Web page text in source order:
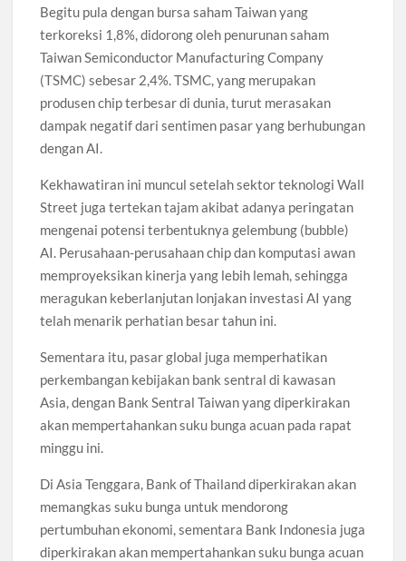
Begitu pula dengan bursa saham Taiwan yang
terkoreksi 1,8%, didorong oleh penurunan saham
Taiwan Semiconductor Manufacturing Company
(TSMC) sebesar 2,4%. TSMC, yang merupakan
produsen chip terbesar di dunia, turut merasakan
dampak negatif dari sentimen pasar yang berhubungan
dengan AI.
Kekhawatiran ini muncul setelah sektor teknologi Wall
Street juga tertekan tajam akibat adanya peringatan
mengenai potensi terbentuknya gelembung (bubble)
AI. Perusahaan-perusahaan chip dan komputasi awan
memproyeksikan kinerja yang lebih lemah, sehingga
meragukan keberlanjutan lonjakan investasi AI yang
telah menarik perhatian besar tahun ini.
Sementara itu, pasar global juga memperhatikan
perkembangan kebijakan bank sentral di kawasan
Asia, dengan Bank Sentral Taiwan yang diperkirakan
akan mempertahankan suku bunga acuan pada rapat
minggu ini.
Di Asia Tenggara, Bank of Thailand diperkirakan akan
memangkas suku bunga untuk mendorong
pertumbuhan ekonomi, sementara Bank Indonesia juga
diperkirakan akan mempertahankan suku bunga acuan